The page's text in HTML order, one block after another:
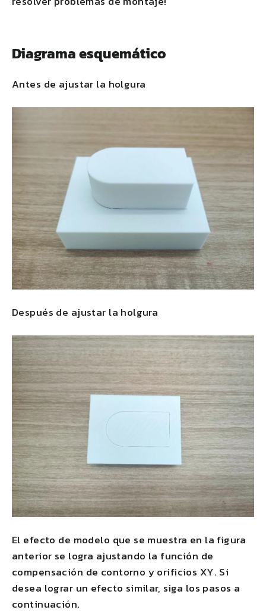
Diagrama esquemático
Antes de ajustar la holgura
Después de ajustar la holgura
El efecto de modelo que se muestra en la figura
anterior se logra ajustando la función de
compensación de contorno y orificios XY. Si
desea lograr un efecto similar, siga los pasos a
continuación.